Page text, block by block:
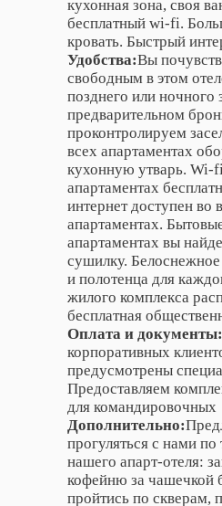
кухонная зона, своя
бесплатный wi-fi.
кровать. Быстрый
Удобства:Вы
свободным в этом
позднего или ночного
предварительном
проконтролируем
всех апартаментах
кухонную утварь. Wi-
апартаментах
интернет доступен во
апартаментах.
апартаментах вы
сушилку. Белоснежное
и полотенца для
жилого комплекса
бесплатная
Оплата и документы:
корпоративных
предусмотрены
Предоставляем
для командировочных
Дополнительно:
прогуляться с нами по
нашего апарт-отеля:
кофейню за чашечкой
пройтись по скверам,